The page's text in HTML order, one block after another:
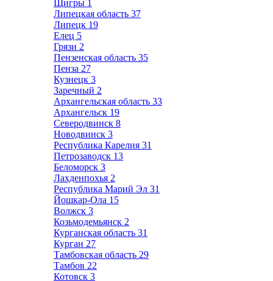
Щигры 1
Липецкая область 37
Липецк 19
Елец 5
Грязи 2
Пензенская область 35
Пенза 27
Кузнецк 3
Заречный 2
Архангельская область 33
Архангельск 19
Северодвинск 8
Новодвинск 3
Республика Карелия 31
Петрозаводск 13
Беломорск 3
Лахденпохья 2
Республика Марий Эл 31
Йошкар-Ола 15
Волжск 3
Козьмодемьянск 2
Курганская область 31
Курган 27
Тамбовская область 29
Тамбов 22
Котовск 3